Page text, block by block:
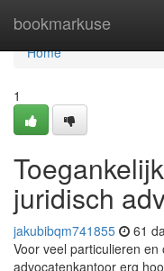
bookmarkuse
Home
Home
1
juridisch
jakubibqm741855 61
Voor veel particulieren
advocatenkantoor erg